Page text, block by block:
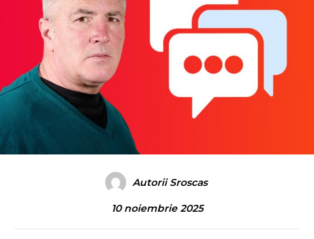
Autorii Sroscas
10 noiembrie 2025